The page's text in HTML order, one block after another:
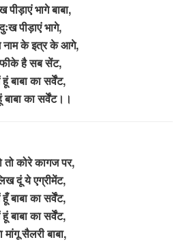
पीड़ाएं भागे बाबा,
पीड़ाएं भागे,
नाम के इत्र के आगे,
है सब सेंट,
बाबा का सर्वेंट,
बाबा का सर्वेंट।।
तो कोरे कागज पर,
दूं ये एग्रीमेंट,
बाबा का सर्वेंट,
बाबा का सर्वेंट,
मांगू सैलरी बाबा,